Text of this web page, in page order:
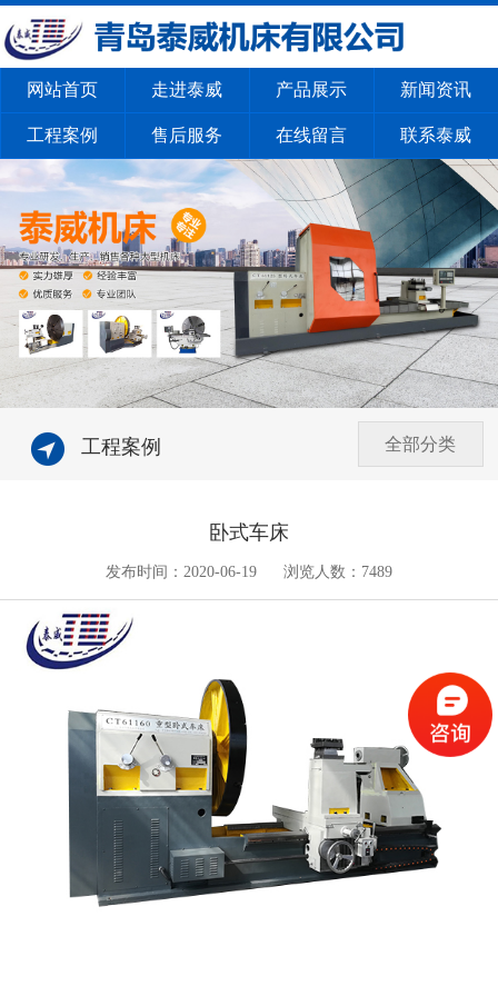
网站首页 走进泰威 产品展示 新闻资讯
工程案例 售后服务 在线留言 联系泰威
工程案例 全部分类
卧式车床
发布时间：2020-06-19 浏览人数：7489